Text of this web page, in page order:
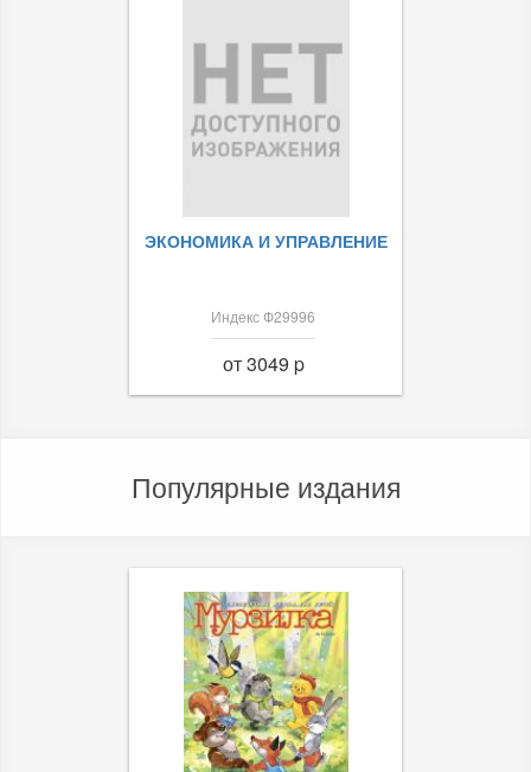
ЭКОНОМИКА И УПРАВЛЕНИЕ
Индекс Ф29996
от 3049 p
Популярные издания